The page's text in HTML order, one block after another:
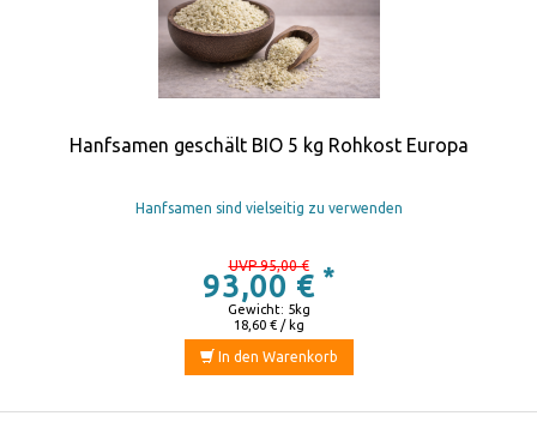
Hanfsamen geschält BIO 5 kg Rohkost Europa
Hanfsamen sind vielseitig zu verwenden
UVP 95,00 €
93,00 € *
18,60 € / kg
Gewicht: 5kg
In den Warenkorb